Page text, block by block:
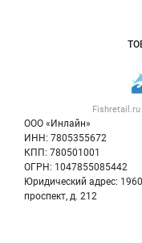
ООО «Инлайн»
ИНН: 7805355672
КПП: 780501001
ОГРН: 1047855085442
Юридический адрес:
проспект, д. 212
Политика